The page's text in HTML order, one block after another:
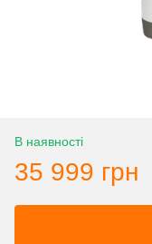
В наявності
35 999 грн